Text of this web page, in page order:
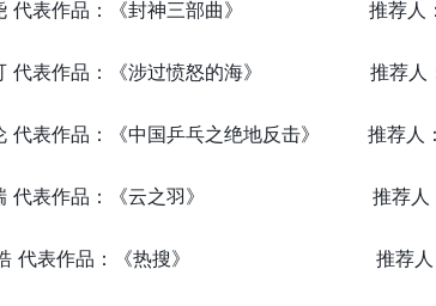
代表作品：《封神三部曲》 推荐人：
代表作品：《涉过愤怒的海》 推荐人
代表作品：《中国乒乓之绝地反击》 推荐人
瑞 代表作品：《云之羽》 推荐人：
代表作品：《热搜》 推荐人：